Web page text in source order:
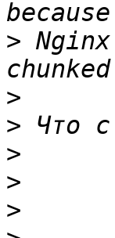
>
>
>
>
>
>